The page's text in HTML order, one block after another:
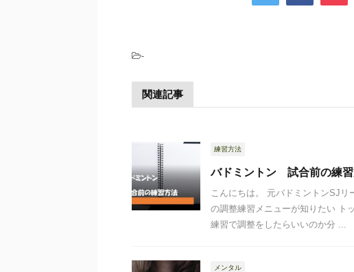
-
関連記事
練習方法
バドミントン 試合前の練習
こんにちは。 元バドミントンSJリ
の調整練習メニューが知りたい ト
練習で調整をしたらいいのか分 ...
メンタル